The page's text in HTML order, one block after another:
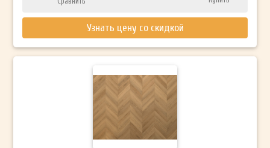
Узнать цену со скидкой